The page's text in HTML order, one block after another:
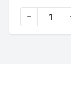
Quantity